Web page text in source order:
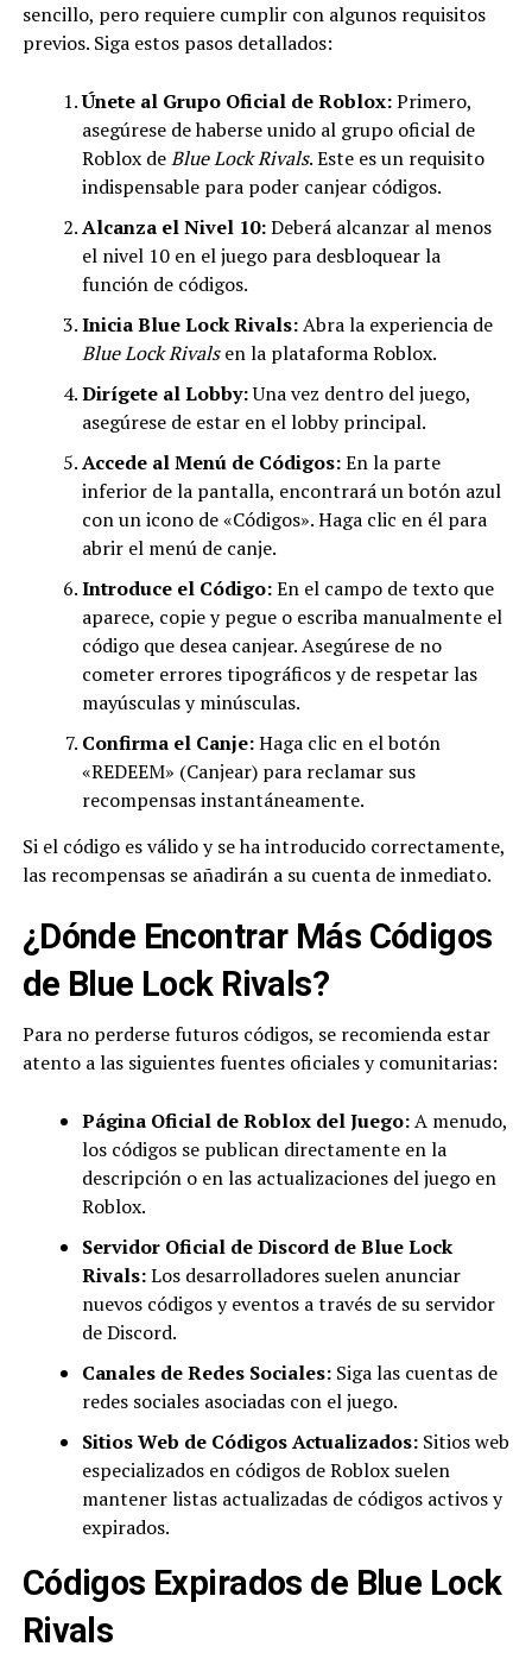
sencillo, pero requiere cumplir con algunos requisitos
previos. Siga estos pasos detallados:
Únete al Grupo Oficial de Roblox:Primero,
asegúrese de haberse unido al grupo oficial de
Roblox deBlue Lock Rivals. Este es un requisito
indispensable para poder canjear códigos.
Alcanza el Nivel 10:Deberá alcanzar al menos
el nivel 10 en el juego para desbloquear la
función de códigos.
Inicia Blue Lock Rivals:Abra la experiencia de
Blue Lock Rivalsen la plataforma Roblox.
Dirígete al Lobby:Una vez dentro del juego,
asegúrese de estar en el lobby principal.
Accede al Menú de Códigos:En la parte
inferior de la pantalla, encontrará un botón azul
con un icono de «Códigos». Haga clic en él para
abrir el menú de canje.
Introduce el Código:En el campo de texto que
aparece, copie y pegue o escriba manualmente el
código que desea canjear. Asegúrese de no
cometer errores tipográficos y de respetar las
mayúsculas y minúsculas.
Confirma el Canje:Haga clic en el botón
«REDEEM» (Canjear) para reclamar sus
recompensas instantáneamente.
Si el código es válido y se ha introducido correctamente,
las recompensas se añadirán a su cuenta de inmediato.
¿Dónde Encontrar Más Códigos
de Blue Lock Rivals?
Para no perderse futuros códigos, se recomienda estar
atento a las siguientes fuentes oficiales y comunitarias:
Página Oficial de Roblox del Juego:A menudo,
los códigos se publican directamente en la
descripción o en las actualizaciones del juego en
Roblox.
Servidor Oficial de Discord de Blue Lock
Rivals:Los desarrolladores suelen anunciar
nuevos códigos y eventos a través de su servidor
de Discord.
Canales de Redes Sociales:Siga las cuentas de
redes sociales asociadas con el juego.
Sitios Web de Códigos Actualizados:Sitios web
especializados en códigos de Roblox suelen
mantener listas actualizadas de códigos activos y
expirados.
Códigos Expirados de Blue Lock
Rivals